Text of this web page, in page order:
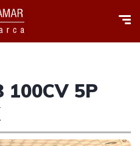
100CV 5P